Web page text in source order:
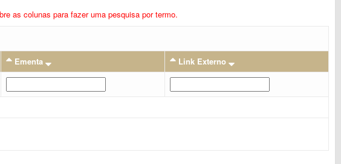
as colunas para fazer uma pesquisa por termo.
Ementa Link Externo